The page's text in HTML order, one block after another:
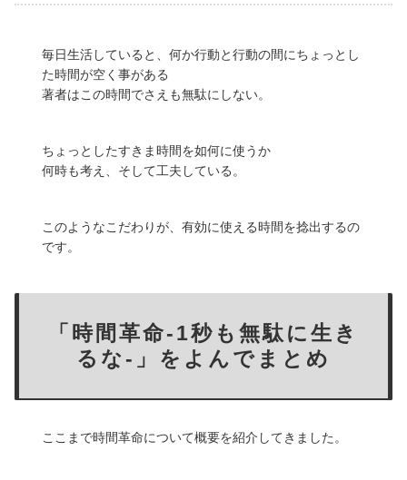
毎日生活していると、何か行動と行動の間にちょっとし
た時間が空く事がある
著者はこの時間でさえも無駄にしない。
ちょっとしたすきま時間を如何に使うか
何時も考え、そして工夫している。
このようなこだわりが、有効に使える時間を捻出するの
です。
「時間革命-1秒も無駄に生き
るな-」をよんでまとめ
ここまで時間革命について概要を紹介してきました。